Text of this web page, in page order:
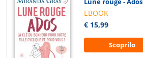
EBOOK
€ 15,99
Scoprilo